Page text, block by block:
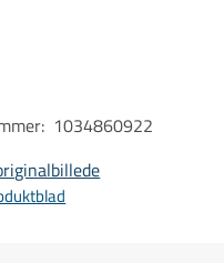
: 1034860922